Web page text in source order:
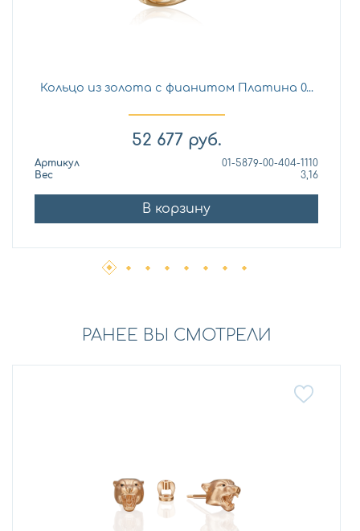
Кольцо из золота с фианитом Платина 0...
52 677 руб.
Артикул
01-5879-00-404-1110
Вес
3,16
В корзину
РАНЕЕ ВЫ СМОТРЕЛИ